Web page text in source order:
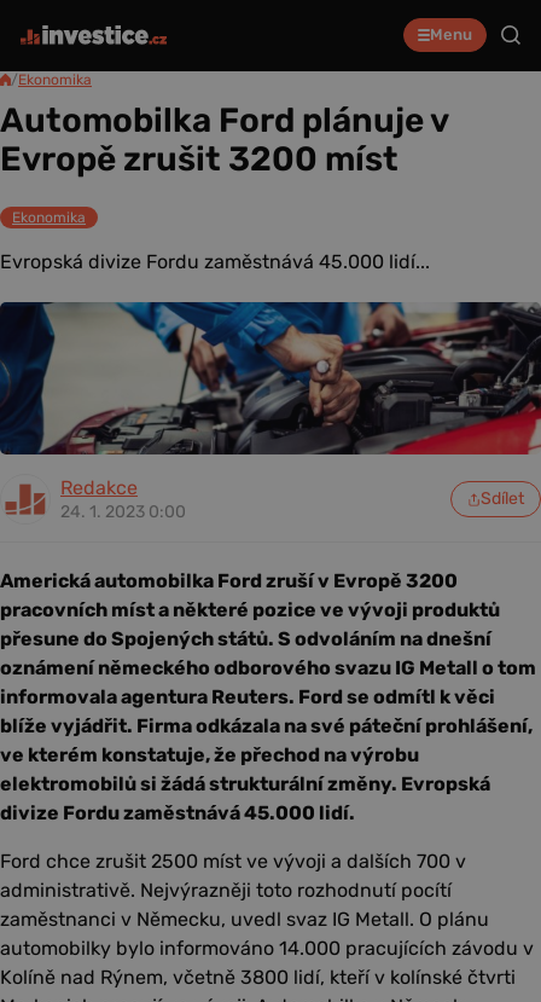
Menu
/Ekonomika
Automobilka Ford plánuje v
Evropě zrušit 3200 míst
Ekonomika
Evropská divize Fordu zaměstnává 45.000 lidí...
Redakce
24. 1. 2023 0:00
Sdílet
Americká automobilka Ford zruší v Evropě 3200
pracovních míst a některé pozice ve vývoji produktů
přesune do Spojených států. S odvoláním na dnešní
oznámení německého odborového svazu IG Metall o tom
informovala agentura Reuters. Ford se odmítl k věci
blíže vyjádřit. Firma odkázala na své páteční prohlášení,
ve kterém konstatuje, že přechod na výrobu
elektromobilů si žádá strukturální změny. Evropská
divize Fordu zaměstnává 45.000 lidí.
Ford chce zrušit 2500 míst ve vývoji a dalších 700 v
administrativě. Nejvýrazněji toto rozhodnutí pocítí
zaměstnanci v Německu, uvedl svaz IG Metall. O plánu
automobilky bylo informováno 14.000 pracujících závodu v
Kolíně nad Rýnem, včetně 3800 lidí, kteří v kolínské čtvrti